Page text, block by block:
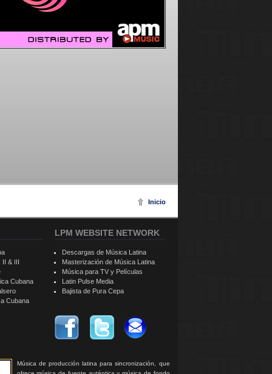
Inicio
Música de producción latina para sincronización, que
II & III
Cubana
Cubana
LPM WEBSITE NETWORK
Descargas de Música Latina
Masterización de Música Latina
Música para TV y Películas
Latin Pulse Media
Bajista de Pura Cepa